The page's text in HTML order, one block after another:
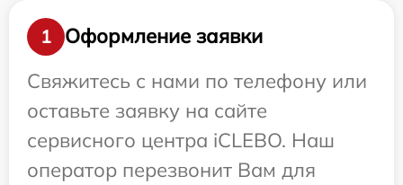
1
Оформление заявки
Свяжитесь с нами по телефону или
оставьте заявку на сайте
сервисного центра iCLEBO. Наш
оператор перезвонит Вам для